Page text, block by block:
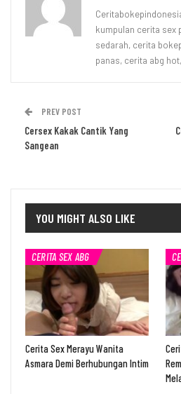
kumpulan cerita sex
sedarah, cerita
panas, cerita abg
PREV POST
Cersex Kakak Cantik Yang
Sangean
YOU MIGHT ALSO LIKE
CERITA SEX ABG
Cerita Sex Merayu Wanita
Asmara Demi Berhubungan Intim